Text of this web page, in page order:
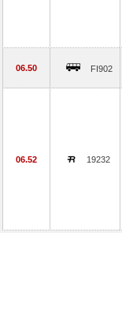
06.50 FI902
06.52 19232